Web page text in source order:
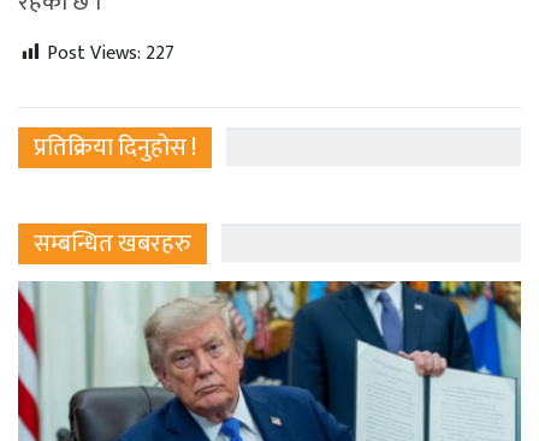
Post Views: 227
प्रतिक्रिया दिनुहोस !
सम्बन्धित खबरहरु